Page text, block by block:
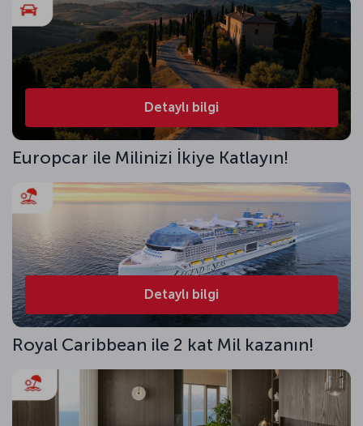
Detaylı bilgi
Europcar ile Milinizi İkiye Katlayın!
Detaylı bilgi
Royal Caribbean ile 2 kat Mil kazanın!